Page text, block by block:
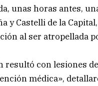
unas horas antes,
y Castelli de la
al ser atropellada
resultó con lesiones
médica»,